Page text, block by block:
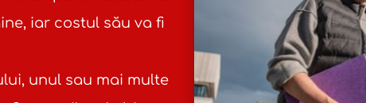
iar costul său va fi
unul sau mai multe